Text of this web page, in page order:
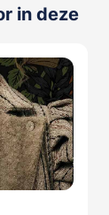
in deze